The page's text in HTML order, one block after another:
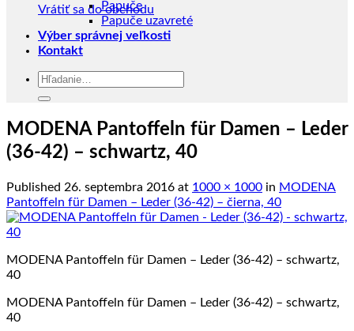
Vrátiť sa do obchodu
Papuče
Papuče uzavreté
Výber správnej veľkosti
Kontakt
Hľadať:
MODENA Pantoffeln für Damen – Leder
(36-42) – schwartz, 40
Published 26. septembra 2016 at 1000 × 1000 in MODENA
Pantoffeln für Damen – Leder (36-42) – čierna, 40
MODENA Pantoffeln für Damen – Leder (36-42) – schwartz,
40
MODENA Pantoffeln für Damen – Leder (36-42) – schwartz,
40